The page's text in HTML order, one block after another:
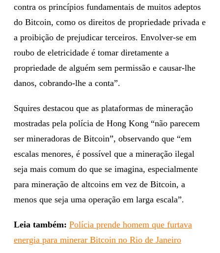
contra os princípios fundamentais de muitos adeptos
do Bitcoin, como os direitos de propriedade privada e
a proibição de prejudicar terceiros. Envolver-se em
roubo de eletricidade é tomar diretamente a
propriedade de alguém sem permissão e causar-lhe
danos, cobrando-lhe a conta”.
Squires destacou que as plataformas de mineração
mostradas pela polícia de Hong Kong “não parecem
ser mineradoras de Bitcoin”, observando que “em
escalas menores, é possível que a mineração ilegal
seja mais comum do que se imagina, especialmente
para mineração de altcoins em vez de Bitcoin, a
menos que seja uma operação em larga escala”.
Leia também: Polícia prende homem que furtava
energia para minerar Bitcoin no Rio de Janeiro